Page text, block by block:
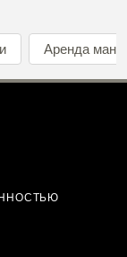
Аренда